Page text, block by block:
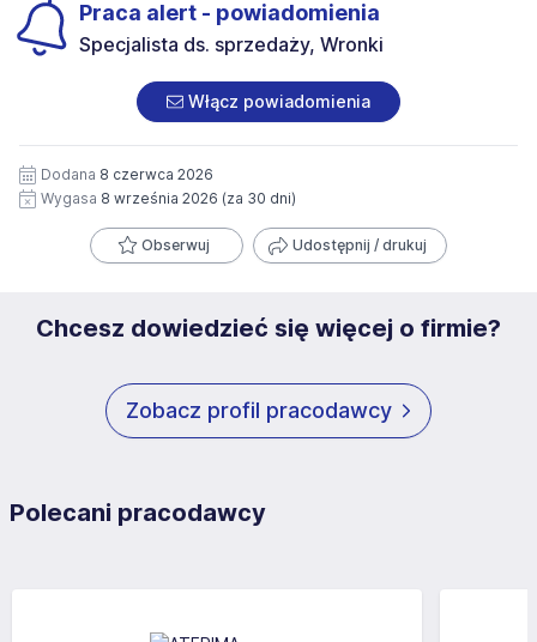
Praca alert - powiadomienia
Specjalista ds. sprzedaży, Wronki
Włącz powiadomienia
Dodana 8 czerwca 2026
Wygasa 8 września 2026 (za 30 dni)
Obserwuj Udostępnij / drukuj
Chcesz dowiedzieć się więcej o firmie?
Zobacz profil pracodawcy
Polecani pracodawcy